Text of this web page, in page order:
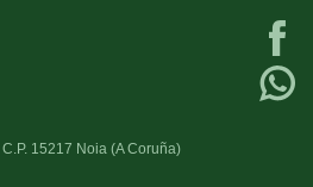
15217 Noia (A Coruña)